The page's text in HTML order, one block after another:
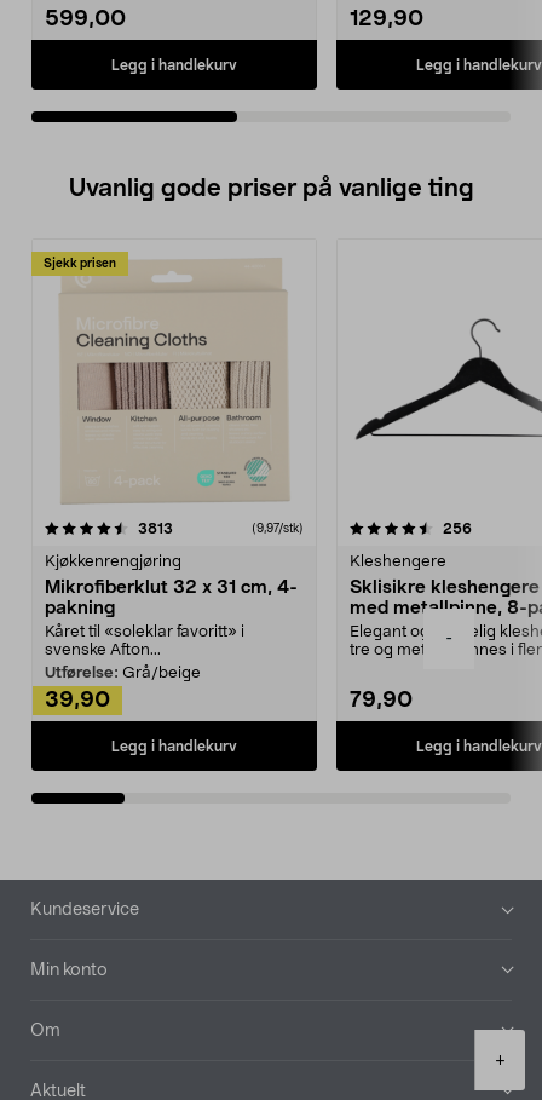
-
+
599,00
Legg i handlekurv
129,90
Legg i handlekurv
Uvanlig gode priser på vanlige ting
Sjekk prisen
3813 anmeldelser(9,97/stk)
Kjøkkenrengjøring
Mikrofiberklut 32 x 31 cm, 4-
pakning
Kåret til «soleklar favoritt» i
svenske Afton...
Utførelse: Grå/beige
39,90
Legg i handlekurv
4.5av 5 stjerner 256
Kleshengere
Sklisikre
med metallpinne, 8-
Elegant og skikkelig
tre og metall – finnes i
79,90
Legg i handlekurv
4.5av 5 stjerner
Bunntekst
Kundeservice
Min konto
Om
Aktuelt